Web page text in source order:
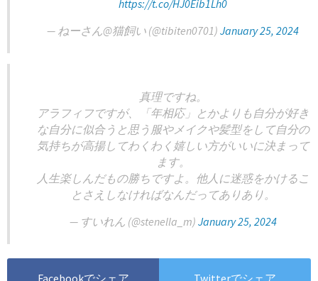
https://t.co/HJ0Eib1Lh0
— ねーさん@猫飼い (@tibiten0701) January 25, 2024
真理ですね。
アラフィフですが、「年相応」とかよりも自分が好き
な自分に似合うと思う服やメイクや髪型をして自分の
気持ちが高揚してわくわく嬉しい方がいいに決まって
ます。
人生楽しんだもの勝ちですよ。他人に迷惑をかけるこ
とさえしなければなんだってありあり。
— すいれん (@stenella_m) January 25, 2024